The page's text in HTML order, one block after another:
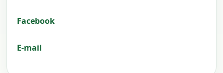
Facebook
E-mail